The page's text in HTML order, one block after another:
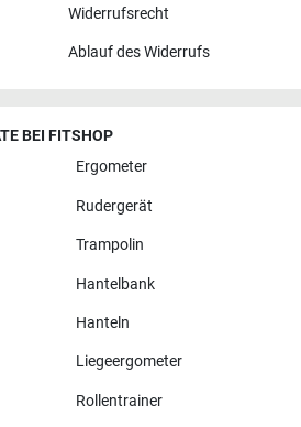
Widerrufsrecht
Ablauf des Widerrufs
BEI FITSHOP
Ergometer
Rudergerät
Trampolin
Hantelbank
Hanteln
Liegeergometer
Rollentrainer